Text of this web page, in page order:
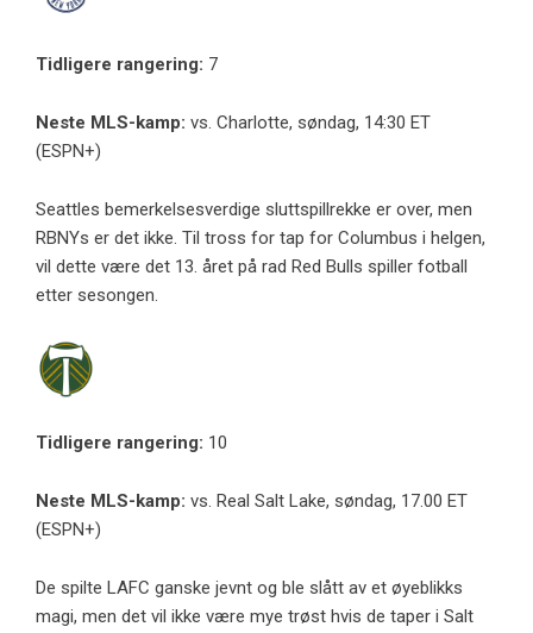
Tidligere rangering: 7
Neste MLS-kamp: vs. Charlotte, søndag, 14:30 ET
(ESPN+)
Seattles bemerkelsesverdige sluttspillrekke er over, men
RBNYs er det ikke. Til tross for tap for Columbus i helgen,
vil dette være det 13. året på rad Red Bulls spiller fotball
etter sesongen.
Tidligere rangering: 10
Neste MLS-kamp: vs. Real Salt Lake, søndag, 17.00 ET
(ESPN+)
De spilte LAFC ganske jevnt og ble slått av et øyeblikks
magi, men det vil ikke være mye trøst hvis de taper i Salt